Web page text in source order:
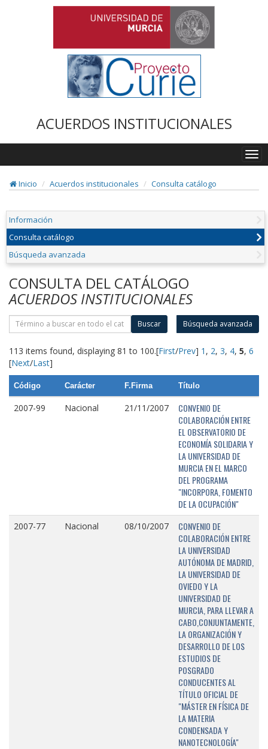
ACUERDOS INSTITUCIONALES
Inicio
Acuerdos institucionales Consulta catálogo
Información
Consulta catálogo
Búsqueda avanzada
CONSULTA DEL CATÁLOGO
ACUERDOS INSTITUCIONALES
Buscar Búsqueda avanzada
113 items found, displaying 81 to 100.[First/Prev] 1 , 2, 3, 4, 5, 6
[Next/Last]
Código Carácter F.Firma Título
2007-99 Nacional 21/11/2007
CONVENIO DE
COLABORACIÓN ENTRE
EL OBSERVATORIO DE
ECONOMÍA SOLIDARIA Y
LA UNIVERSIDAD DE
MURCIA EN EL MARCO
DEL PROGRAMA
"INCORPORA, FOMENTO
DE LA OCUPACIÓN"
2007-77 Nacional 08/10/2007
CONVENIO DE
COLABORACIÓN ENTRE
LA UNIVERSIDAD
AUTÓNOMA DE MADRID,
LA UNIVERSIDAD DE
OVIEDO Y LA
UNIVERSIDAD DE
MURCIA, PARA LLEVAR A
CABO,CONJUNTAMENTE,
LA ORGANIZACIÓN Y
DESARROLLO DE LOS
ESTUDIOS DE
POSGRADO
CONDUCENTES AL
TÍTULO OFICIAL DE
"MÁSTER EN FÍSICA DE
LA MATERIA
CONDENSADA Y
NANOTECNOLOGÍA"